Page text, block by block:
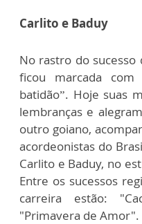
Carlito e Baduy
No rastro do sucesso
ficou marcada
batidão”. Hoje suas
lembranças e
outro goiano,
acordeonistas do
Carlito e Baduy, no
Entre os sucessos
carreira estão:
"Primavera de Amor".